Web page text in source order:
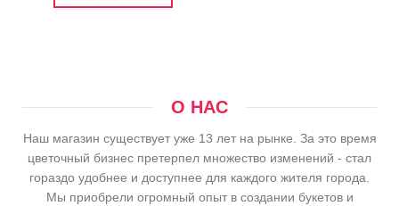
О НАС
Наш магазин существует уже 13 лет на рынке. За это время
цветочный бизнес претерпел множество изменений - стал
гораздо удобнее и доступнее для каждого жителя города.
Мы приобрели огромный опыт в создании букетов и